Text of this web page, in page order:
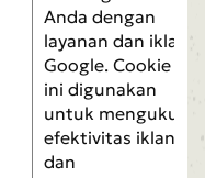
Anda dengan
layanan dan iklan
Google. Cookie
ini digunakan
untuk mengukur
efektivitas iklan
dan